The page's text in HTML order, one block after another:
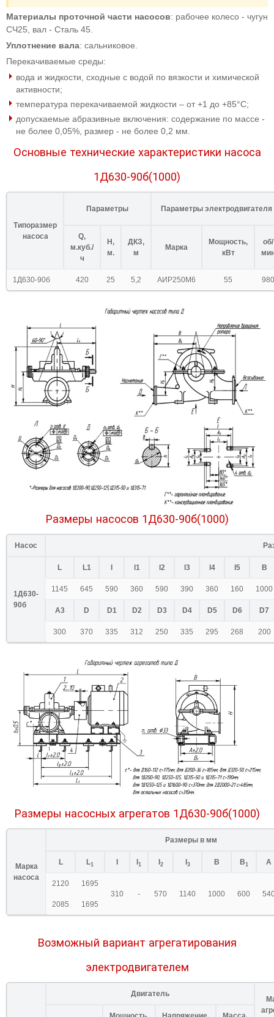
Материалы проточной части насосов: рабочее колесо - чугун
СЧ25, вал - Сталь 45.
Уплотнение вала: сальниковое.
Перекачиваемые среды:
вода и жидкости, сходные с водой по вязкости и химической
активности;
температура перекачиваемой жидкости – от +1 до +85°С;
допускаемые абразивные включения: содержание по массе -
не более 0,05%, размер - не более 0,2 мм.
Основные технические характеристики насоса
1Д630-90б(1000)
Типоразмер
насоса
Параметры Параметры электродвигателя
Q,
м.куб./
ч
H,
м.
ДКЗ,
м
Марка
Мощность,
кВт
об/
1Д630-90б 420 25 5,2 АИР250М6 55 980
Размеры насосов 1Д630-90б(1000)
Насос
1Д630-
90б
L L1 l l1 l2 l3 l4 l5 B
1145 645 590 360 590 390 360 160 1000
A3 D D1 D2 D3 D4 D5 D6 D7
300 370 335 312 250 335 295 268 200
Размеры насосных агрегатов 1Д630-90б(1000)
Марка
насоса
Размеры в мм
L L1 1 2 3 B B1 A
2120
1695
310
- 570 1140 1000 600
2085
1695
Возможный вариант агрегатирования
электродвигателем
Двигатель